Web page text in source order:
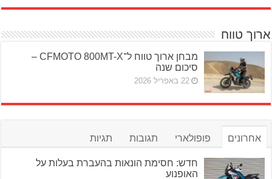
ארוך טווח
מבחן ארוך טווח ל־CFMOTO 800MT-X –
סיכום שנה
22 באפריל 2026
אחרונים פופולארי תגובות תגיות
חדש: חסימת הונאות בהעברת בעלות על
האופנוע